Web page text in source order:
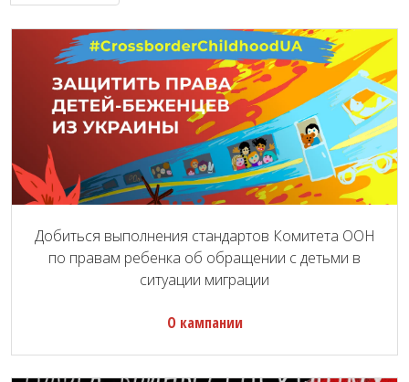
Добиться выполнения стандартов Комитета ООН
по правам ребенка об обращении с детьми в
ситуации миграции
О кампании